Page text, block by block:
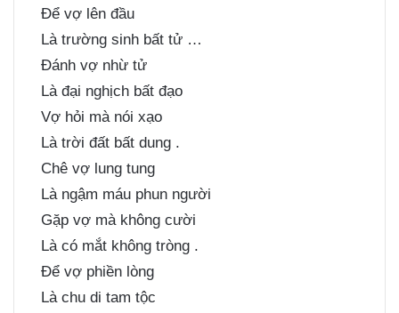
Để vợ lên đầu
Là trường sinh bất tử …
Đánh vợ nhừ tử
Là đại nghịch bất đạo
Vợ hỏi mà nói xạo
Là trời đất bất dung .
Chê vợ lung tung
Là ngậm máu phun người
Gặp vợ mà không cười
Là có mắt không tròng .
Để vợ phiền lòng
Là chu di tam tộc